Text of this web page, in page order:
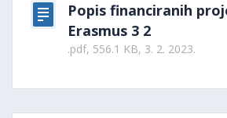
Popis financiranih
Erasmus 3 2
.pdf, 556.1 KB, 3. 2. 2023.